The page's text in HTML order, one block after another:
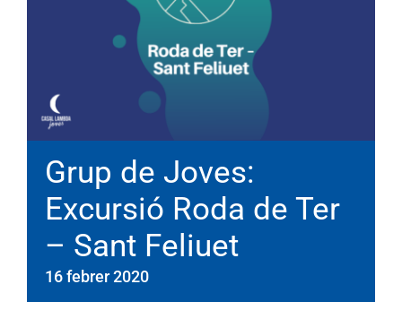
Grup de Joves:
Excursió Roda de Ter
– Sant Feliuet
16 febrer 2020